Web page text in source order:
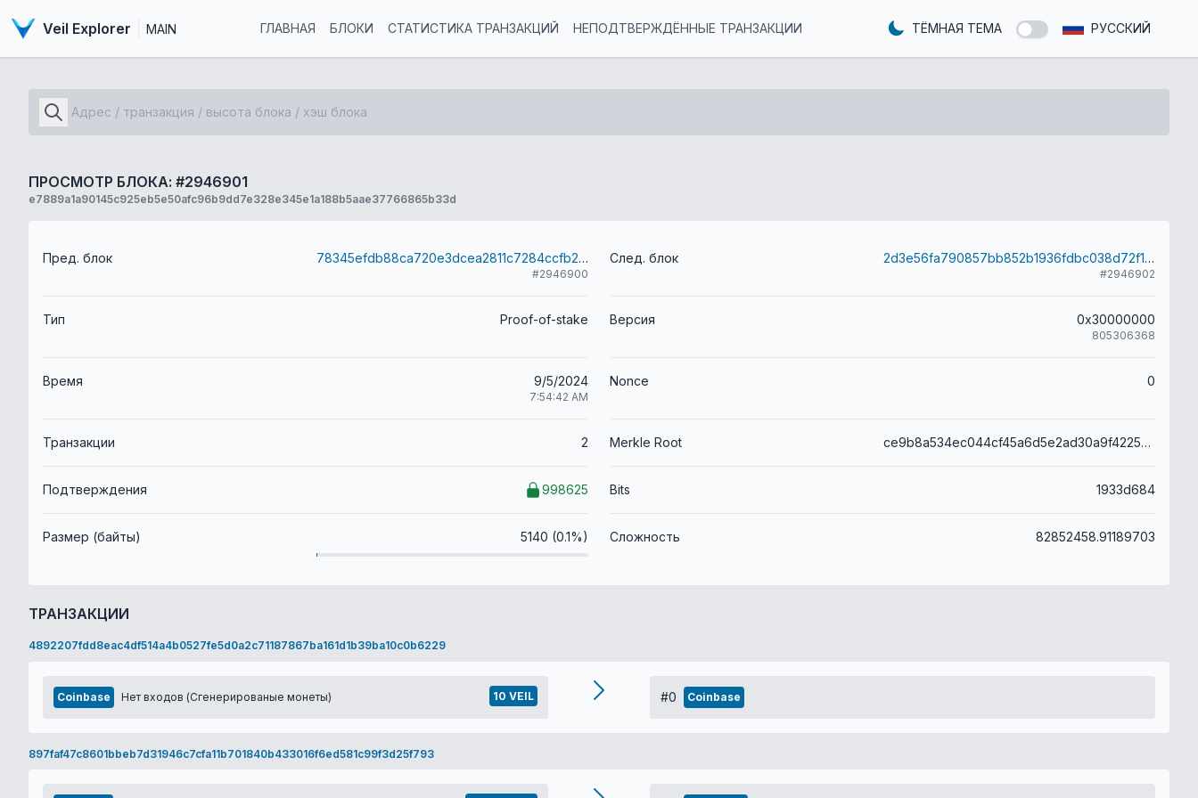
Veil Explorer MAIN ГЛАВНАЯ БЛОКИ СТАТИСТИКА ТРАНЗАКЦИЙ НЕПОДТВЕРЖДЁННЫЕ ТРАНЗАКЦИИ ТЁМНАЯ ТЕМА РУССКИЙ
ПРОСМОТР БЛОКА: #2946901
e7889a1a90145c925eb5e50afc96b9dd7e328e345e1a188b5aae37766865b33d
Пред. блок 78345efdb88ca720e3dcea2811c7284ccfb2031a2cbd133c1b7ba61c84aacb2d
#2946900
След. блок 2d3e56fa790857bb852b1936fdbc038d72f1c6025eb1a1d244b18c830a29d6b8
#2946902
Тип Proof-of-stake Версия 0x30000000
805306368
Время 9/5/2024
7:54:42 AM
Nonce 0
Транзакции 2 Merkle Root ce9b8a534ec044cf45a6d5e2ad30a9f42253b7691eabfd7f91104caaf9adf4b3
Подтверждения 998625 Bits 1933d684
Размер (байты) 5140 (0.1%) Сложность 82852458.91189703
ТРАНЗАКЦИИ
4892207fdd8eac4df514a4b0527fe5d0a2c71187867ba161d1b39ba10c0b6229
Coinbase Нет входов (Сгенерированые монеты) 10 VEIL #0 Coinbase
897faf47c8601bbeb7d31946c7cfa11b701840b433016f6ed581c99f3d25f793